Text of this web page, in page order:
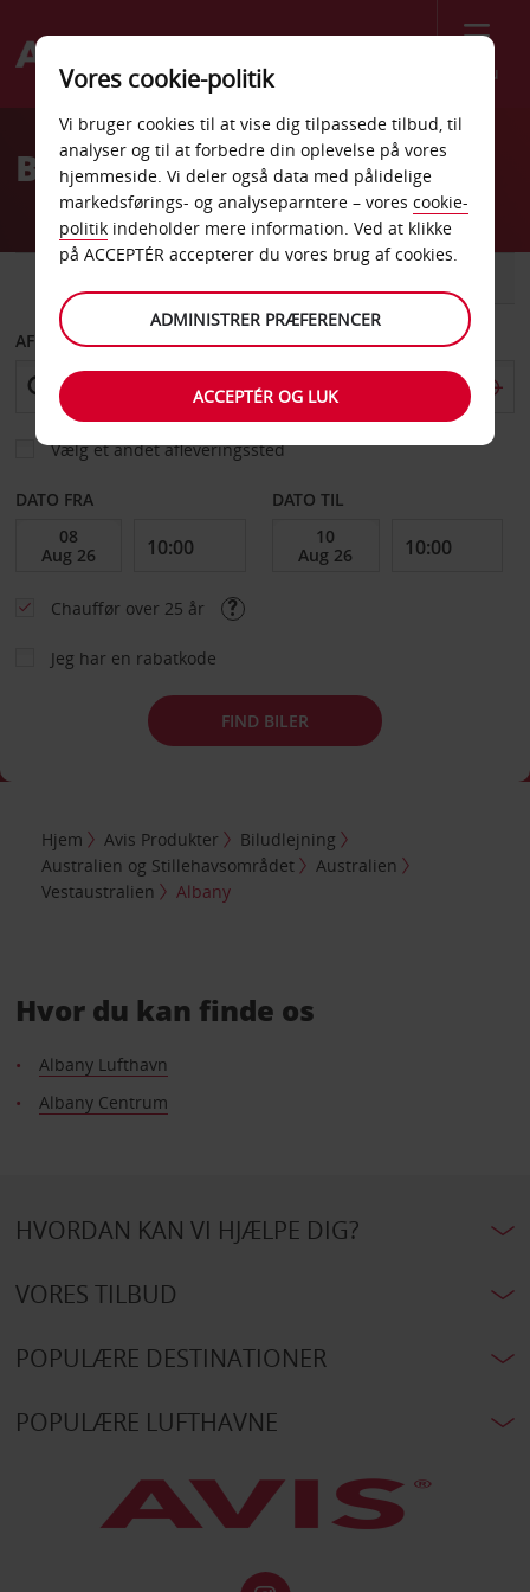
Menu
Welcome
AvisBilleje Albany
AFHENT FRA
Vælg et andet afleveringssted
DATO FRA DATO TIL
Chauffør over 25 år
Jeg har en rabatkode
FIND BILER
Hjem Avis Produkter
Biludlejning
Australien og Stillehavsområdet
Australien
Vestaustralien
Albany
Hvor du kan finde os
Albany Lufthavn
Albany Centrum
HVORDAN KAN VI HJÆLPE DIG?
VORES TILBUD
POPULÆRE DESTINATIONER
POPULÆRE LUFTHAVNE
Vores cookie-politik
Vi bruger cookies til at vise dig tilpassede tilbud, til
analyser og til at forbedre din oplevelse på vores
hjemmeside. Vi deler også data med pålidelige
markedsførings- og analyseparntere – vores cookie-
politik indeholder mere information. Ved at klikke
på ACCEPTÉR accepterer du vores brug af cookies.
ADMINISTRER PRÆFERENCER
ACCEPTÉR OG LUK